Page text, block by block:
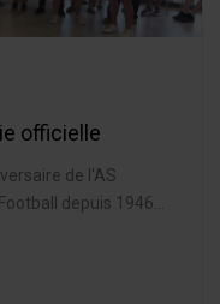
officielle
de l'AS
depuis 1946...